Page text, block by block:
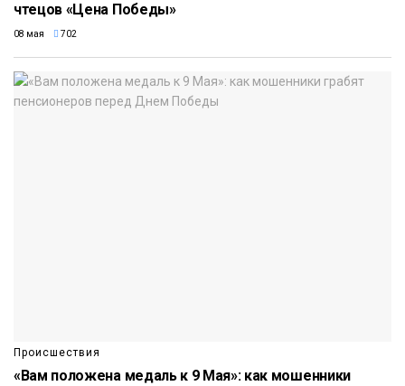
чтецов «Цена Победы»
08 мая 702
Происшествия
«Вам положена медаль к 9 Мая»: как мошенники